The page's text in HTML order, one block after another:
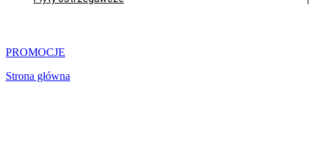
PROMOCJE
Strona główna